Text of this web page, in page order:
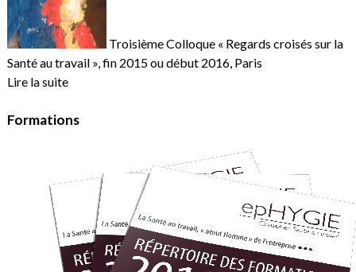
Troisième Colloque « Regards croisés sur la
Santé au travail », fin 2015 ou début 2016, Paris
Lire la suite
Formations